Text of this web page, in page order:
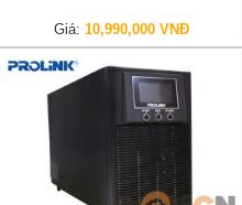
Giá: 10,990,000 VNĐ